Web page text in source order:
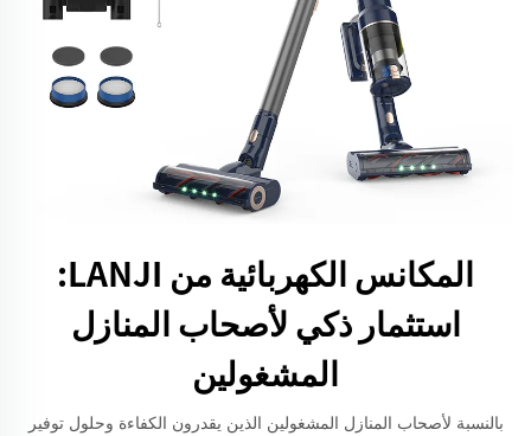
المكانس الكهربائية من LANJI:
استثمار ذكي لأصحاب المنازل
المشغولين
بالنسبة لأصحاب المنازل المشغولين الذين يقدرون الكفاءة وحلول توفير